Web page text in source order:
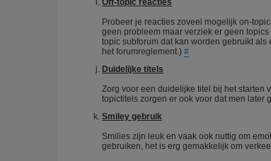
Probeer je reacties zoveel mogelijk on-
geen probleem maar verziek er geen
topic subforum dat kan worden gebruikt
het forumreglement.) #
Duidelijke titels
Zorg voor een duidelijke titel bij het starten
topictitels zorgen er ook voor dat men later
Smiley gebruik
Smilies zijn leuk en vaak ook nuttig om
gebruiken, het is erg gemakkelijk om